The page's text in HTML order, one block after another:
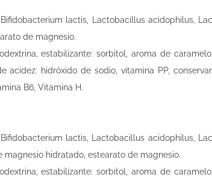
lactis, Lactobacillus acidophilus,
de magnesio.
estabilizante: sorbitol, aroma de
hidróxido de sodio, vitamina PP,
B6, Vitamina H.
lactis, Lactobacillus acidophilus,
hidratado, estearato de magnesio.
estabilizante: sorbitol, aroma de